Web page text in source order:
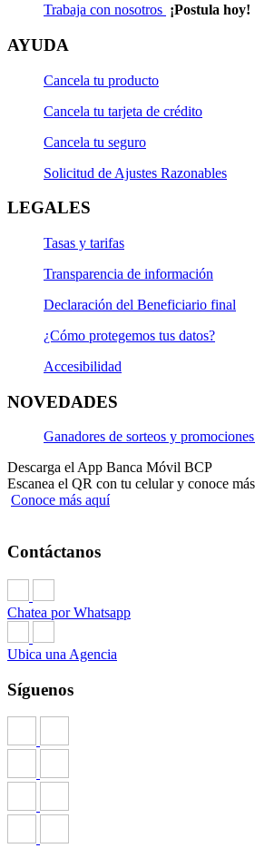
Trabaja con nosotros ¡Postula hoy!
AYUDA
Cancela tu producto
Cancela tu tarjeta de crédito
Cancela tu seguro
Solicitud de Ajustes Razonables
LEGALES
Tasas y tarifas
Transparencia de información
Declaración del Beneficiario final
¿Cómo protegemos tus datos?
Accesibilidad
NOVEDADES
Ganadores de sorteos y
Descarga el App Banca Móvil BCP
Escanea el QR con tu celular y conoce más
Conoce más aquí
Contáctanos
Chatea por Whatsapp
Ubica una Agencia
Síguenos